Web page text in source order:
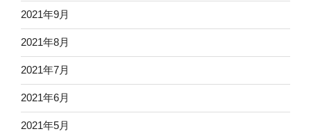
2021年9月
2021年8月
2021年7月
2021年6月
2021年5月